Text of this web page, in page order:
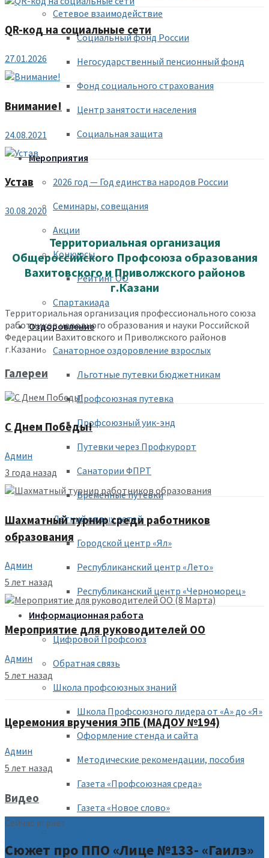
Сетевое взаимодействие
Социальный фонд России
Негосударственный пенсионный фонд
Фонд социального страхования
Центр занятости населения
Социальная защита
Мероприятия
2026 год — Год единства народов России
Семинары, совещания
Акции
Конкурсы
Рейтинг ОО
Спартакиада
Оздоровление
Санаторное оздоровление взрослых
Льготные путевки бюджетникам
Профсоюзная путевка
Профсоюзный уик-энд
Путевки через Профкурорт
Санатории ФПРТ
Временные путевки
Летний отдых детей
Городской центр «Ял»
Республиканский центр «Лето»
Республиканский центр «Черноморец»
Информационная работа
Цифровой Профсоюз
Обратная связь
Школа профсоюзных знаний
Школа Профсоюзного лидера от «А» до «Я»
Оформление стенда и сайта
Методические рекомендации, пособия
Газета «Профсоюзная среда»
Газета «Новое слово»
Помощь председателю профкома
QR-код на социальные сети
27.01.2026
Внимание!
24.08.2021
Устав
30.08.2020
Территориальная организация
Общероссийского Профсоюза образования
Вахитовского и Приволжского районов
г.Казани
Территориальная организация профессионального союза
работников народного образования и науки Российской
Федерации Вахитовского и Приволжского районов
г.Казани
Галереи
С Днем Победы!
Админ
3 года назад
Шахматный турнир среди работников
образования
Админ
5 лет назад
Мероприятие для руководителей ОО
Админ
5 лет назад
Церемония вручения ЭПБ (МАДОУ №194)
Админ
5 лет назад
Видео
Сейчас играет
Сюжет про ППО «Лице №133- «Гаилэ»